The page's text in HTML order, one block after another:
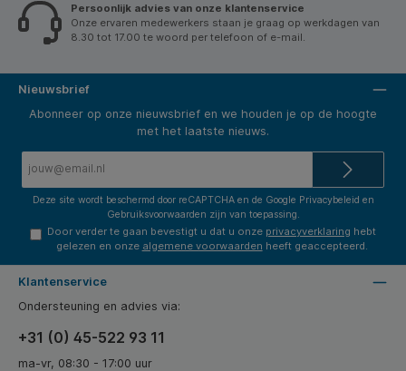
Persoonlijk advies van onze klantenservice
Onze ervaren medewerkers staan je graag op werkdagen van
8.30 tot 17.00 te woord per telefoon of e-mail.
Nieuwsbrief
Abonneer op onze nieuwsbrief en we houden je op de hoogte
met het laatste nieuws.
Deze site wordt beschermd door reCAPTCHA en de Google Privacybeleid en
Gebruiksvoorwaarden zijn van toepassing.
Door verder te gaan bevestigt u dat u onze privacyverklaring hebt
gelezen en onze algemene voorwaarden heeft geaccepteerd.
Klantenservice
Ondersteuning en advies via:
+31 (0) 45-522 93 11
ma-vr, 08:30 - 17:00 uur